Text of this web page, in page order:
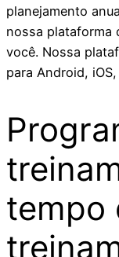
planejamento
nossa plataforma
você. Nossa
para Android,
tempo